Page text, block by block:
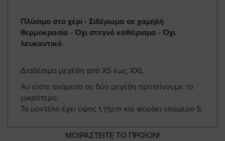
Πλύσιμο στο χέρι - Σιδέρωμα σε χαμηλή
θερμοκρασία - Όχι στεγνό καθάρισμα - Όχι
λευκαντικό
Διαθέσιμα μεγέθη από XS έως XXL.
Αν είστε ανάμεσα σε δύο μεγέθη προτείνουμε το
μικρότερο.
Το μοντέλο έχει ύψος 1,75cm και φοράει νούμερο S.
ΜΟΙΡΑΣΤΕΙΤΕ ΤΟ ΠΡΟΪΟΝ!